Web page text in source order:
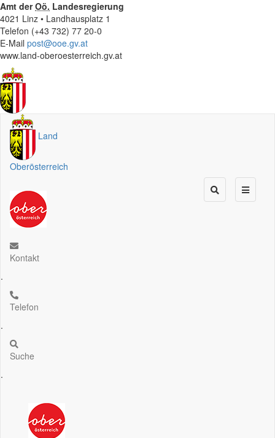
Amt derOö. Landesregierung
4021 Linz • Landhausplatz 1
Telefon (+43 732) 77 20-0
E-Mail post@ooe.gv.at
www.land-oberoesterreich.gv.at
Land
Oberösterreich
Kontakt
.
Telefon
.
Suche
.